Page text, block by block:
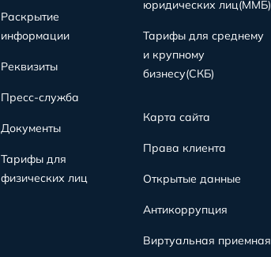
Раскрытие
информации
Реквизиты
Пресс-служба
Документы
Тарифы для
физических лиц
юридических лиц(MMБ)
Тарифы для среднему
и крупному
бизнесу(СКБ)
Карта сайта
Права клиента
Открытые данные
Антикоррупция
Виртуальная приемная